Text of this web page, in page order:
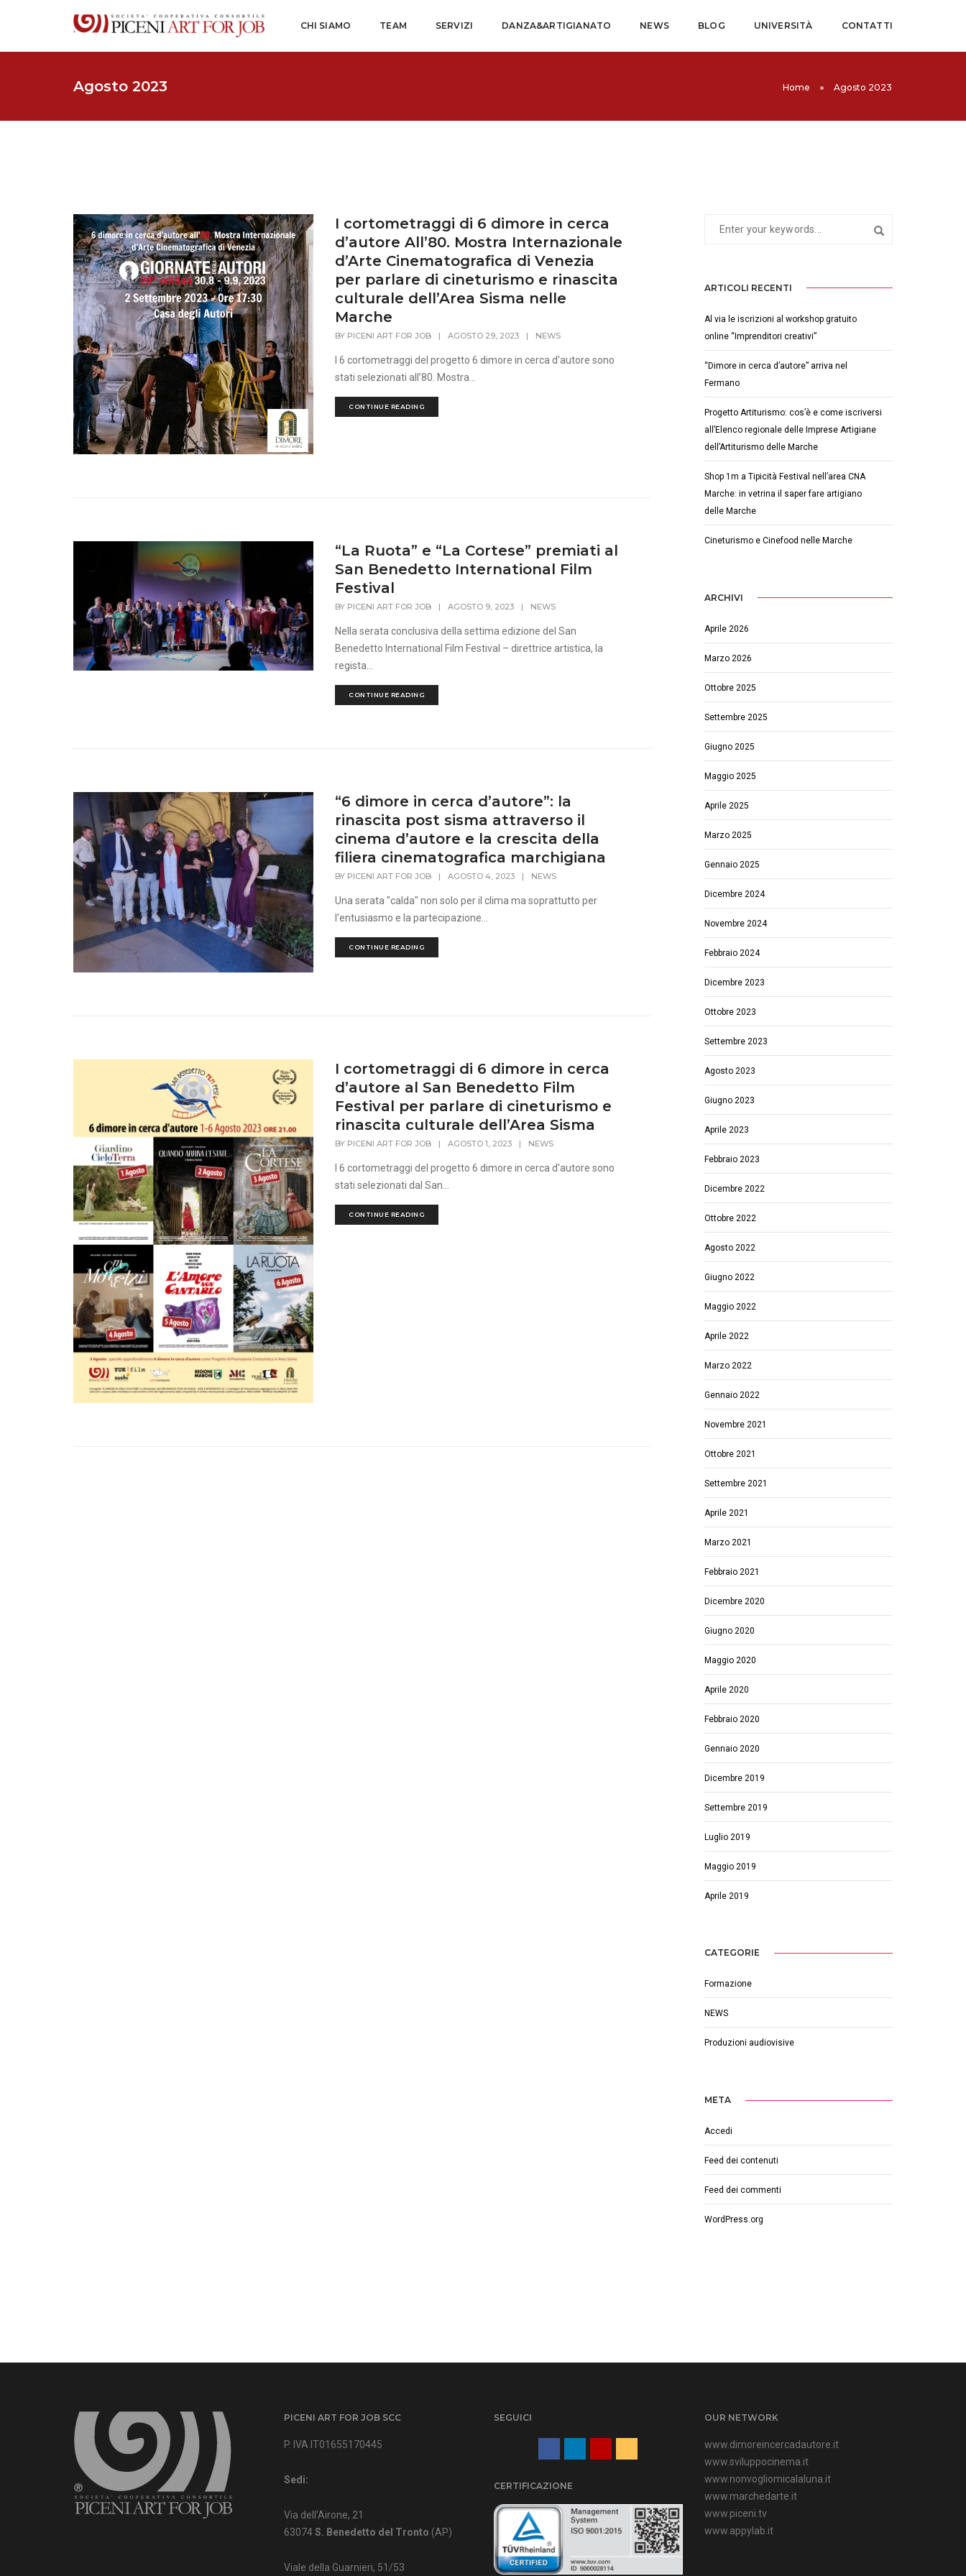
CHI SIAMO TEAM SERVIZI DANZA&ARTIGIANATO NEWS BLOG UNIVERSITÀ CONTATTI
Agosto 2023 Home Agosto 2023
I cortometraggi di 6 dimore in cerca
d’autore All’80. Mostra Internazionale
d’Arte Cinematografica di Venezia
per parlare di cineturismo e rinascita
culturale dell’Area Sisma nelle
Marche
BY PICENI ART FOR JOB | AGOSTO 29, 2023 | NEWS
I 6 cortometraggi del progetto 6 dimore in cerca d'autore sono
stati selezionati all’80. Mostra...
CONTINUE READING
“La Ruota” e “La Cortese” premiati al
San Benedetto International Film
Festival
BY PICENI ART FOR JOB | AGOSTO 9, 2023 | NEWS
Nella serata conclusiva della settima edizione del San
Benedetto International Film Festival – direttrice artistica, la
regista...
CONTINUE READING
“6 dimore in cerca d’autore”: la
rinascita post sisma attraverso il
cinema d’autore e la crescita della
filiera cinematografica marchigiana
BY PICENI ART FOR JOB | AGOSTO 4, 2023 | NEWS
Una serata "calda" non solo per il clima ma soprattutto per
l'entusiasmo e la partecipazione...
CONTINUE READING
I cortometraggi di 6 dimore in cerca
d’autore al San Benedetto Film
Festival per parlare di cineturismo e
rinascita culturale dell’Area Sisma
BY PICENI ART FOR JOB | AGOSTO 1, 2023 | NEWS
I 6 cortometraggi del progetto 6 dimore in cerca d'autore sono
stati selezionati dal San...
CONTINUE READING
ARTICOLI RECENTI
Al via le iscrizioni al workshop gratuito
online “Imprenditori creativi”
“Dimore in cerca d’autore” arriva nel
Fermano
Progetto Artiturismo: cos’è e come iscriversi
all’Elenco regionale delle Imprese Artigiane
dell’Artiturismo delle Marche
Shop 1m a Tipicità Festival nell’area CNA
Marche: in vetrina il saper fare artigiano
delle Marche
Cineturismo e Cinefood nelle Marche
ARCHIVI
Aprile 2026
Marzo 2026
Ottobre 2025
Settembre 2025
Giugno 2025
Maggio 2025
Aprile 2025
Marzo 2025
Gennaio 2025
Dicembre 2024
Novembre 2024
Febbraio 2024
Dicembre 2023
Ottobre 2023
Settembre 2023
Agosto 2023
Giugno 2023
Aprile 2023
Febbraio 2023
Dicembre 2022
Ottobre 2022
Agosto 2022
Giugno 2022
Maggio 2022
Aprile 2022
Marzo 2022
Gennaio 2022
Novembre 2021
Ottobre 2021
Settembre 2021
Aprile 2021
Marzo 2021
Febbraio 2021
Dicembre 2020
Giugno 2020
Maggio 2020
Aprile 2020
Febbraio 2020
Gennaio 2020
Dicembre 2019
Settembre 2019
Luglio 2019
Maggio 2019
Aprile 2019
CATEGORIE
Formazione
NEWS
Produzioni audiovisive
META
Accedi
Feed dei contenuti
Feed dei commenti
WordPress.org
PICENI ART FOR JOB SCC
P. IVA IT01655170445
Sedi:
Via dell’Airone, 21
63074S. Benedetto del Tronto (AP)
Viale della Guarnieri, 51/53
SEGUICI
CERTIFICAZIONE
OUR NETWORK
www.dimoreincercadautore.it
www.sviluppocinema.it
www.nonvogliomicalaluna.it
www.marchedarte.it
www.piceni.tv
www.appylab.it